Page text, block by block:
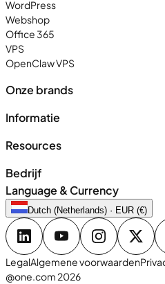
WordPress
Webshop
Office 365
VPS
OpenClaw VPS
Onze brands
Informatie
Resources
Bedrijf
Language & Currency
Dutch (Netherlands) · EUR (€)
LegalAlgemene voorwaarden
@one.com 2026